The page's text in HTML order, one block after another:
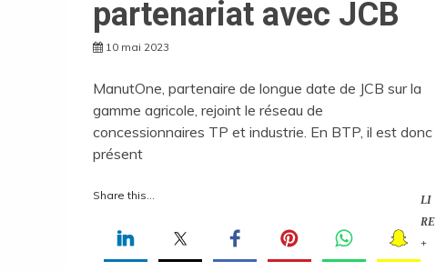
partenariat avec JCB
10 mai 2023
ManutOne, partenaire de longue date de JCB sur la
gamme agricole, rejoint le réseau de
concessionnaires TP et industrie. En BTP, il est donc
présent
Share this...
LI
RE
+